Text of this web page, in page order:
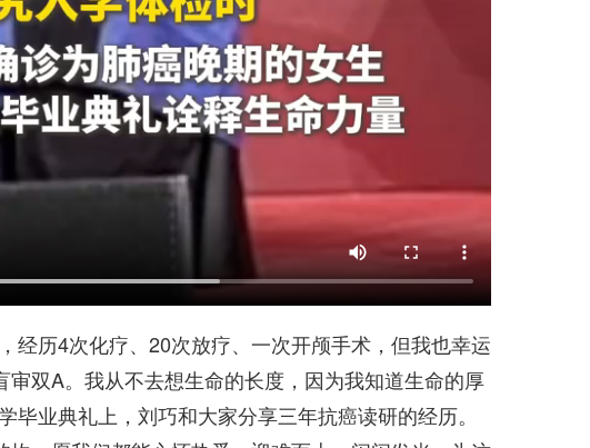
经历4次化疗、20次放疗、一次开颅手术，但我也幸运
双A。我从不去想生命的长度，因为我知道生命的厚
毕业典礼上，刘巧和大家分享三年抗癌读研的经历。